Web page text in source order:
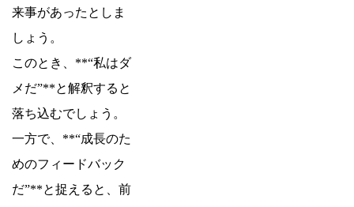
来事があったとしま
しょう。
このとき、**“私はダ
メだ”**と解釈すると
落ち込むでしょう。
一方で、**“成長のた
めのフィードバック
だ”**と捉えると、前